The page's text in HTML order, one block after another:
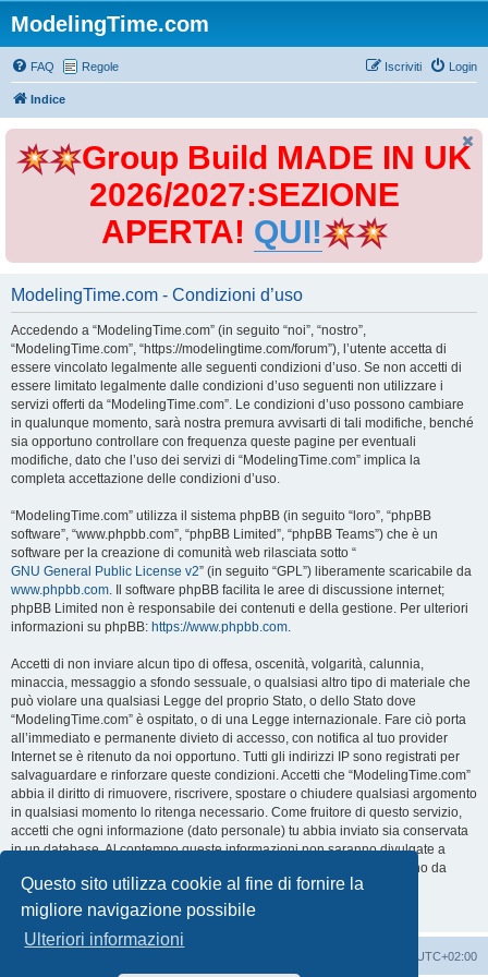
Questo sito utilizza cookie al fine di fornire la
migliore navigazione possibile
Ulteriori informazioni
ModelingTime.com
FAQ Regole Login
Iscriviti
Indice
Group Build MADE IN UK
2026/2027:SEZIONE
APERTA! QUI!
ModelingTime.com - Condizioni d’uso
Accedendo a “ModelingTime.com” (in seguito “noi”, “nostro”,
“ModelingTime.com”, “https://modelingtime.com/forum”), l’utente accetta di
essere vincolato legalmente alle seguenti condizioni d’uso. Se non accetti di
essere limitato legalmente dalle condizioni d’uso seguenti non utilizzare i
servizi offerti da “ModelingTime.com”. Le condizioni d’uso possono cambiare
in qualunque momento, sarà nostra premura avvisarti di tali modifiche, benché
sia opportuno controllare con frequenza queste pagine per eventuali
modifiche, dato che l’uso dei servizi di “ModelingTime.com” implica la
completa accettazione delle condizioni d’uso.
“ModelingTime.com” utilizza il sistema phpBB (in seguito “loro”, “phpBB
software”, “www.phpbb.com”, “phpBB Limited”, “phpBB Teams”) che è un
software per la creazione di comunità web rilasciata sotto “
GNU General Public License v2” (in seguito “GPL”) liberamente scaricabile da
www.phpbb.com. Il software phpBB facilita le aree di discussione internet;
phpBB Limited non è responsabile dei contenuti e della gestione. Per ulteriori
informazioni su phpBB: https://www.phpbb.com.
Accetti di non inviare alcun tipo di offesa, oscenità, volgarità, calunnia,
minaccia, messaggio a sfondo sessuale, o qualsiasi altro tipo di materiale che
può violare una qualsiasi Legge del proprio Stato, o dello Stato dove
“ModelingTime.com” è ospitato, o di una Legge internazionale. Fare ciò porta
all’immediato e permanente divieto di accesso, con notifica al tuo provider
Internet se è ritenuto da noi opportuno. Tutti gli indirizzi IP sono registrati per
salvaguardare e rinforzare queste condizioni. Accetti che “ModelingTime.com”
abbia il diritto di rimuovere, riscrivere, spostare o chiudere qualsiasi argomento
in qualsiasi momento lo ritenga necessario. Come fruitore di questo servizio,
accetti che ogni informazione (dato personale) tu abbia inviato sia conservata
in un database. Al contempo queste informazioni non saranno divulgate a
nessuno senza il tuo consenso, né “ModelingTime.com” o phpBB sono da
ritenersi responsabili per qualsiasi violazione al sistema che possa
compromettere queste informazioni.
UTC+02:00